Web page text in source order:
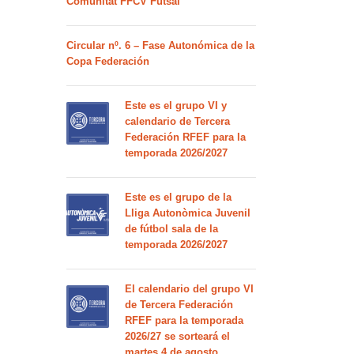
Circular nº. 6 – Fase Autonómica de la
Copa Federación
Este es el grupo VI y
calendario de Tercera
Federación RFEF para la
temporada 2026/2027
Este es el grupo de la
Lliga Autonòmica Juvenil
de fútbol sala de la
temporada 2026/2027
El calendario del grupo VI
de Tercera Federación
RFEF para la temporada
2026/27 se sorteará el